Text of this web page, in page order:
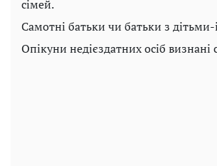
сімей.
Самотні батьки чи батьки з дітьми-
Опікуни недієздатних осіб визнані